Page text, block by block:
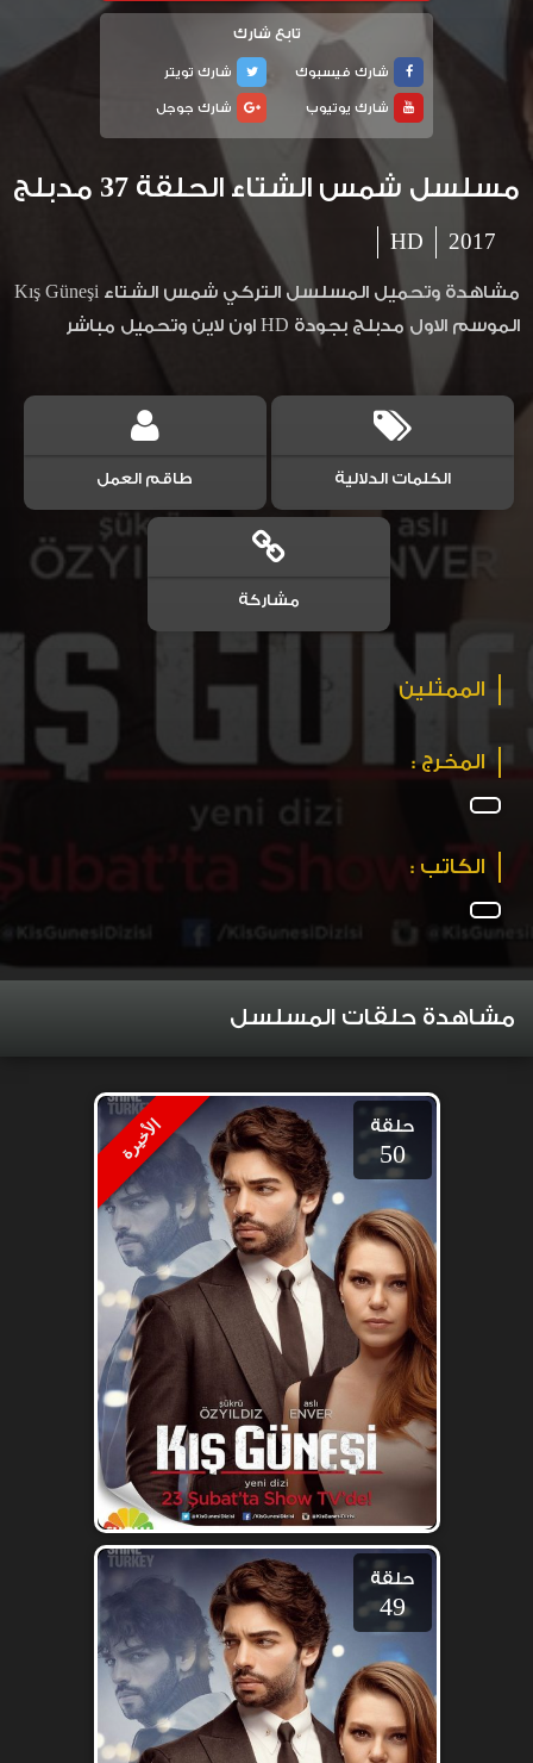
تابع شارك
شارك فيسبوك
شارك تويتر
شارك يوتيوب
شارك جوجل
مسلسل شمس الشتاء الحلقة 37 مدبلج
2017
HD
مشاهدة وتحميل المسلسل التركي شمس الشتاء Kış Güneşi
الموسم الاول مدبلج بجودة HD اون لاين وتحميل مباشر
الكلمات الدلالية طاقم العمل
مشاركة
الممثلين
المخرج :
الكاتب :
مشاهدة حلقات المسلسل
الأخيرة حلقة
50
حلقة
49